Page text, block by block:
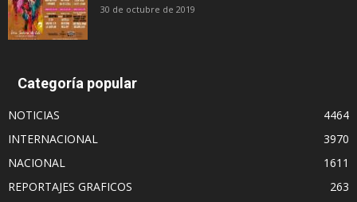
30 de octubre de 2019
Categoría popular
NOTICIAS
4464
INTERNACIONAL
3970
NACIONAL
1611
REPORTAJES GRAFICOS
263